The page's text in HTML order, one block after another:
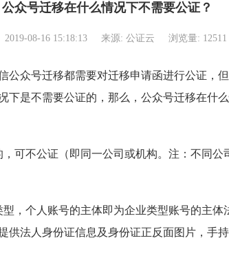
公众号迁移在什么情况下不需要公证？
2019-08-16 15:18:13 来源: 公证云 浏览量: 12511
众号迁移都需要对迁移申请函进行公证，
下是不需要公证的，那么，公众号迁移在什
可不公证（即同一公司或机构。注：不同公
，个人账号的主体即为企业类型账号的主体
供法人身份证信息及身份证正反面图片，手持